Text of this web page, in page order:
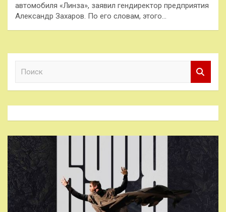
автомобиля «Линза», заявил гендиректор предприятия
Александр Захаров. По его словам, этого…
к